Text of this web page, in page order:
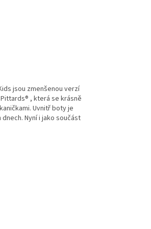
jsou zmenšenou verzí
, která se krásně
Uvnitř boty je
Nyní i jako součást